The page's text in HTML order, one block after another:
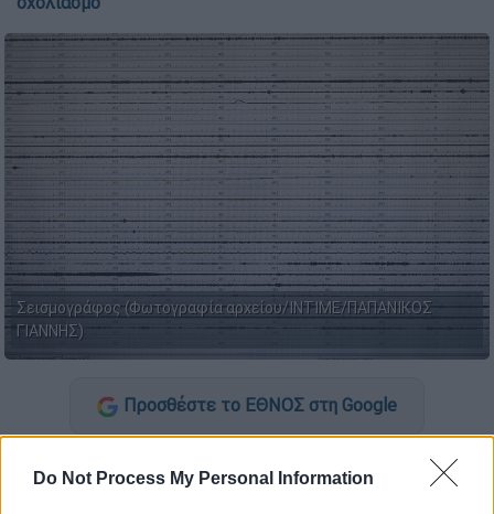
Do Not Process My Personal Information
Σεισμογράφος (Φωτογραφία αρχείου/ΙΝΤΙΜΕ/ΠΑΠΑΝΙΚΟΣ
ΓΙΑΝΝΗΣ)
Προσθέστε το ΕΘΝΟΣ στη Google
Δυνατός σεισμός στη Βόρεια Εύβοια
λίγο
πριν τις 13:00, με τη δόνηση να είναι